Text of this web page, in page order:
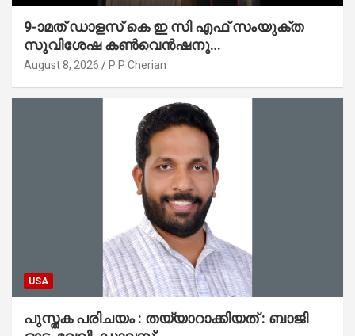
9-ാമത് ഡാളസ് കെ ഇ സി എഫ് സംയുക്ത
സുവിശേഷ കൺവെൻഷനു
പ്രാർത്ഥനാനിർഭരമായ തുടക്കം
August 8, 2026 P P Cherian
USA
പുസ്തക പരിചയം : തയ്യാറാക്കിയത് : ബാജി